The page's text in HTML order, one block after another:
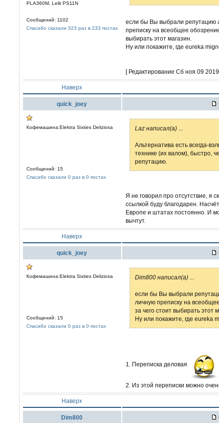
PLA360M, Lelit PS11N
Сообщений: 1102
Спасибо сказали 323 раз в 233 постах
если бы Вы выбрали репутацию
преписку на всеобщее
выбирать этот магазин.
Ну или покажите, где eureka
[ Редактирование Сб ноя 09
Наверх
quick_joey
Кофемашина:Elektra Sixties Deliziosa
Сообщений: 15
Спасибо сказали 0 раз в 0 постах
Laz написал(а)
Альтернатива есть всегда-
технике (их валом), быстро,
репутацию.
Я не говорил про отсутствие, я
ссылкой буду благодарен.
Европе и штатах постоянно. И
вычтут.
Наверх
quick_joey
Кофемашина:Elektra Sixties Deliziosa
Сообщений: 15
Спасибо сказали 0 раз в 0 постах
Dim800 написал(а)
если бы Вы выбрали
личную преписку на
за чего стоит выбирать этот
Ну или покажите, где eureka
1. Переписка деловая
2. Из этой переписки можно
Наверх
Dim800